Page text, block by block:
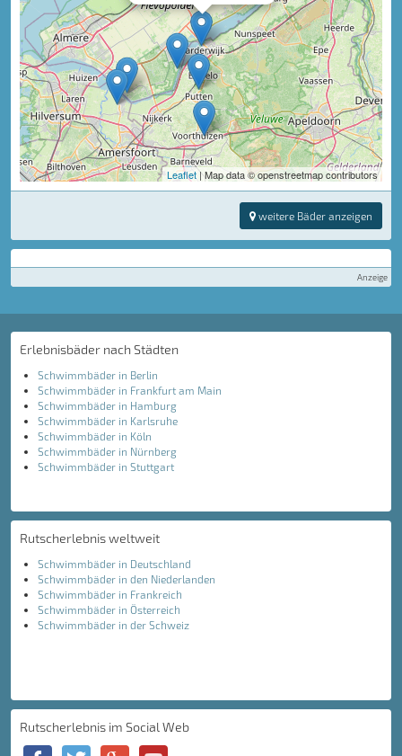
Leaflet| Map data © openstreetmap contributors
weitere Bäder anzeigen
Anzeige
Erlebnisbäder nach Städten
Schwimmbäder in Berlin
Schwimmbäder in Frankfurt am Main
Schwimmbäder in Hamburg
Schwimmbäder in Karlsruhe
Schwimmbäder in Köln
Schwimmbäder in Nürnberg
Schwimmbäder in Stuttgart
Rutscherlebnis weltweit
Schwimmbäder in Deutschland
Schwimmbäder in den Niederlanden
Schwimmbäder in Frankreich
Schwimmbäder in Österreich
Schwimmbäder in der Schweiz
Rutscherlebnis im Social Web